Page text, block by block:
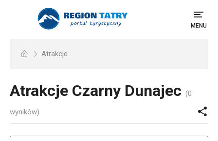
MENU
Atrakcje
Atrakcje Czarny Dunajec (0
wyników)